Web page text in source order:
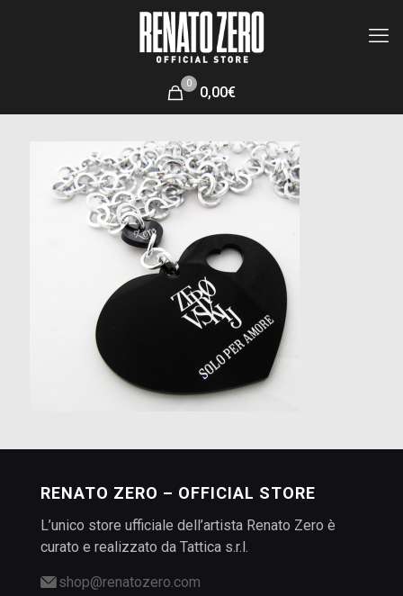
0
0,00€
RENATO ZERO – OFFICIAL STORE
L’unico store ufficiale dell’artista Renato Zero è
curato e realizzato da Tattica s.r.l.
shop@renatozero.com